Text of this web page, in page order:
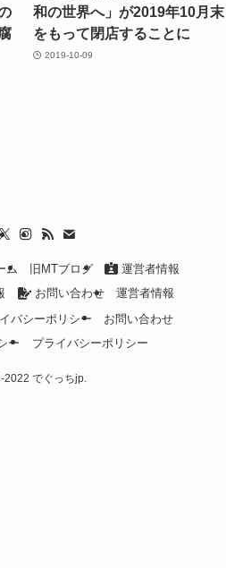
和の世界へ」が2019年10月末
をもって閉店することに
2019-10-09
ム 旧MTブログ
運営者情報
お問い合わせ
運営者情報
バシーポリシー
お問い合わせ
ー
プライバシーポリシー
2022 でぐっちjp.